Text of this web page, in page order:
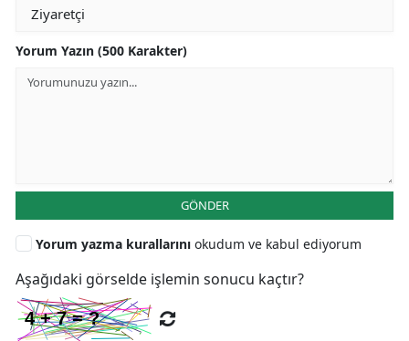
Yorum Yazın (500 Karakter)
GÖNDER
Yorum yazma kurallarını okudum ve kabul ediyorum
Aşağıdaki görselde işlemin sonucu kaçtır?